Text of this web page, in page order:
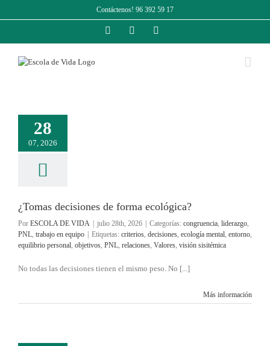
Contáctenos! 96 392 59 17
FacebookInstagram
28
07, 2026
¿Tomas decisiones de forma ecológica?
Por ESCOLA DE VIDA julio 28th, 2026 Categorías: congruencia, liderazgo,
PNL, trabajo en equipo Etiquetas: criterios, decisiones, ecología mental, entorno,
equilibrio personal, objetivos, PNL, relaciones, Valores, visión sisitémica
No todas las decisiones tienen el mismo peso. No [...]
Más información